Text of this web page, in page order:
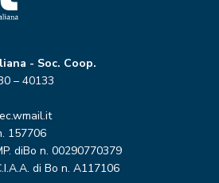
- Soc. Coop.
– 40133
157706
diBo n. 00290770379
di Bo n. A117106